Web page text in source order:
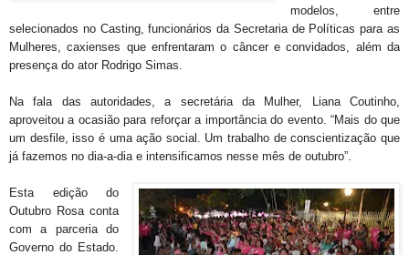
modelos, entre
selecionados no Casting, funcionários da Secretaria de Políticas para as
Mulheres, caxienses que enfrentaram o câncer e convidados, além da
presença do ator Rodrigo Simas.
Na fala das autoridades, a secretária da Mulher, Liana Coutinho,
aproveitou a ocasião para reforçar a importância do evento. “Mais do que
um desfile, isso é uma ação social. Um trabalho de conscientização que
já fazemos no dia-a-dia e intensificamos nesse mês de outubro”.
Esta edição do
Outubro Rosa conta
com a parceria do
Governo do Estado.